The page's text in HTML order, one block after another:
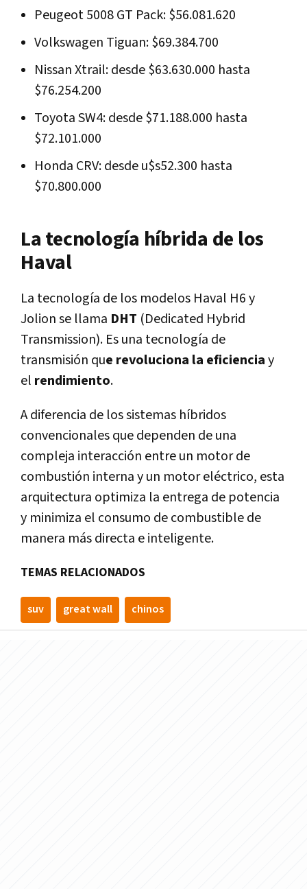
Peugeot 5008 GT Pack: $56.081.620
Volkswagen Tiguan: $69.384.700
Nissan Xtrail: desde $63.630.000 hasta
$76.254.200
Toyota SW4: desde $71.188.000 hasta
$72.101.000
Honda CRV: desde u$s52.300 hasta
$70.800.000
La tecnología híbrida de los
Haval
La tecnología de los modelos Haval H6 y
Jolion se llama DHT (Dedicated Hybrid
Transmission). Es una tecnología de
transmisión que revoluciona la eficienciay
el rendimiento.
A diferencia de los sistemas híbridos
convencionales que dependen de una
compleja interacción entre un motor de
combustión interna y un motor eléctrico, esta
arquitectura optimiza la entrega de potencia
y minimiza el consumo de combustible de
manera más directa e inteligente.
TEMAS RELACIONADOS
suv great wall chinos